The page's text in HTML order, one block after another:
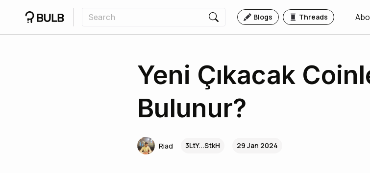
Blogs Threads
Yeni Çıkacak
Bulunur?
Riad 3LtY...StkH 29 Jan 2024